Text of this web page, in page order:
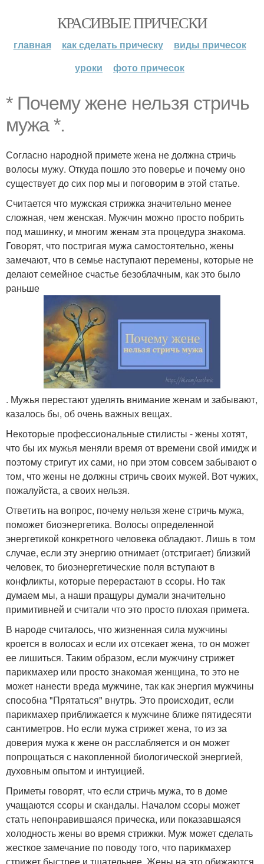
КРАСИВЫЕ ПРИЧЕСКИ
главная как сделать прическу
виды причесок
уроки
фото причесок
* Почему жене нельзя стричь
мужа *.
Согласно народной примете жена не должна стричь
волосы мужу. Откуда пошло это поверье и почему оно
существует до сих пор мы и поговорим в этой статье.
Считается что мужская стрижка значительно менее
сложная, чем женская. Мужчин можно просто побрить
под машинку, и многим женам эта процедура знакома.
Говорят, что постригая мужа самостоятельно, жены
замечают, что в семье наступают перемены, которые не
делают семейное счастье безоблачным, как это было
раньше
. Мужья перестают уделять внимание женам и забывают,
казалось бы, об очень важных вещах.
Некоторые профессиональные стилисты - жены хотят,
что бы их мужья меняли время от времени свой имидж и
поэтому стригут их сами, но при этом совсем забывают о
том, что жены не должны стричь своих мужей. Вот чужих,
пожалуйста, а своих нельзя.
Ответить на вопрос, почему нельзя жене стричь мужа,
поможет биоэнергетика. Волосы определенной
энергетикой конкретного человека обладают. Лишь в том
случае, если эту энергию отнимает (отстригает) близкий
человек, то биоэнергетические поля вступают в
конфликты, которые перерастают в ссоры. Но так
думаем мы, а наши пращуры думали значительно
примитивней и считали что это просто плохая примета.
В народе считалось, что жизненная сила мужчины
кроется в волосах и если их отсекает жена, то он может
ее лишиться. Таким образом, если мужчину стрижет
парикмахер или просто знакомая женщина, то это не
может нанести вреда мужчине, так как энергия мужчины
способна "Прятаться" внутрь. Это происходит, если
парикмахер приближается к мужчине ближе пятидесяти
сантиметров. Но если мужа стрижет жена, то из за
доверия мужа к жене он расслабляется и он может
попрощаться с накопленной биологической энергией,
духовным опытом и интуицией.
Приметы говорят, что если стричь мужа, то в доме
учащаются ссоры и скандалы. Началом ссоры может
стать непонравившаяся прическа, или показавшаяся
холодность жены во время стрижки. Муж может сделать
жесткое замечание по поводу того, что парикмахер
стрижет быстрее и тщательнее. Жены на это обижаются